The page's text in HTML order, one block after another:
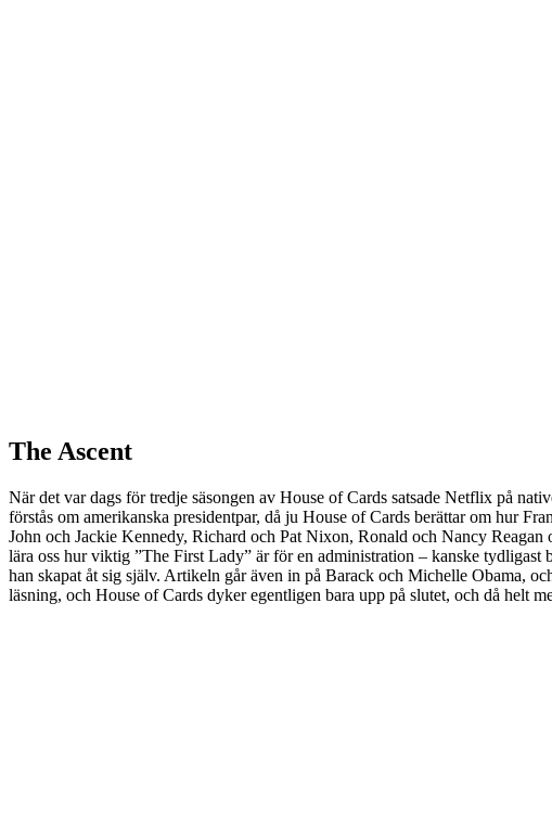
The Ascent
När det var dags för tredje säsongen av House of Cards satsade Netflix på
förstås om amerikanska presidentpar, då ju House of Cards berättar om hur
John och Jackie Kennedy, Richard och Pat Nixon, Ronald och Nancy
lära oss hur viktig ”The First Lady” är för en administration – kanske
han skapat åt sig själv. Artikeln går även in på Barack och Michelle Obama,
läsning, och House of Cards dyker egentligen bara upp på slutet, och då helt